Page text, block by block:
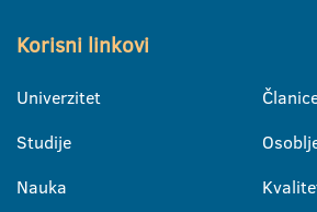
Korisni linkovi
Univerzitet
Studije
Nauka